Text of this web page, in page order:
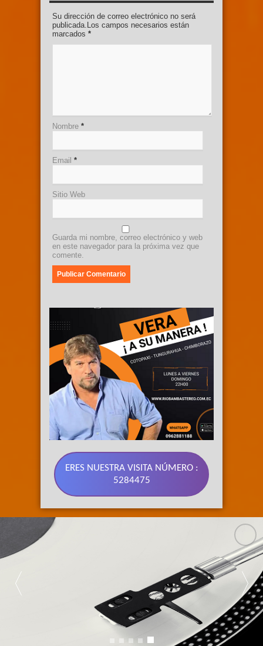
Su dirección de correo electrónico no será
publicada.Los campos necesarios están
marcados *
Nombre *
Email *
Sitio Web
Guarda mi nombre, correo electrónico y web
en este navegador para la próxima vez que
comente.
ERES NUESTRA VISITA NÚMERO :
5284475
89.3 FM
SU RADIO
BONITA